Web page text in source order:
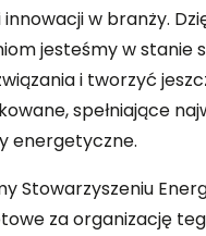
w branży.
jesteśmy w stanie
i tworzyć
spełniające
energetyczne.
Stowarzyszeniu
za organizację